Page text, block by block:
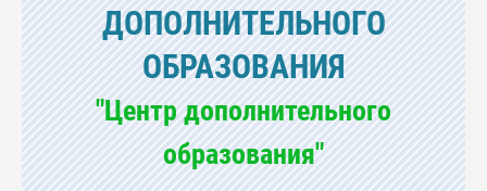
ДОПОЛНИТЕЛЬНОГО
ОБРАЗОВАНИЯ
"Центр дополнительного
образования"